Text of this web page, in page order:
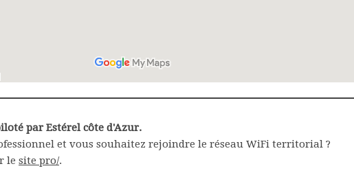
par Estérel côte d'Azur.
et vous souhaitez rejoindre le réseau WiFi territorial ?
le site pro/.